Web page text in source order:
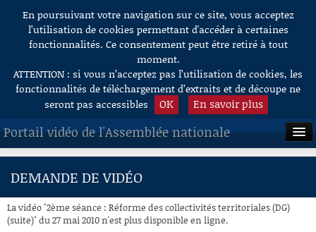
Aller au contenu
En poursuivant votre navigation sur ce site, vous acceptez
l’utilisation de cookies permettant d'accéder à certaines
fonctionnalités. Ce consentement peut être retiré à tout
moment.
ATTENTION : si vous n’acceptez pas l’utilisation de cookies, les
fonctionnalités de téléchargement d’extraits et de découpe ne
seront pas accessibles
OK En savoir plus
Portail vidéo de l'Assemblée nationale
ACCUEIL
À LA DEMANDE
DEMANDE DE VIDÉO
La vidéo "2ème séance : Réforme des collectivités territoriales (DG)
(suite)" du 27 mai 2010 n'est plus disponible en ligne.